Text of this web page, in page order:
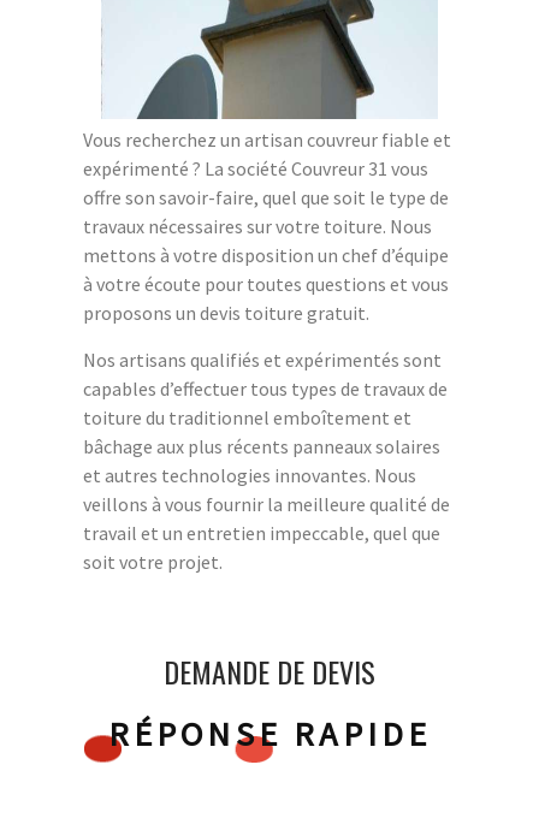
Vous recherchez un artisan couvreur fiable et
expérimenté ? La société Couvreur 31 vous
offre son savoir-faire, quel que soit le type de
travaux nécessaires sur votre toiture. Nous
mettons à votre disposition un chef d’équipe
à votre écoute pour toutes questions et vous
proposons un devis toiture gratuit.
Nos artisans qualifiés et expérimentés sont
capables d’effectuer tous types de travaux de
toiture du traditionnel emboîtement et
bâchage aux plus récents panneaux solaires
et autres technologies innovantes. Nous
veillons à vous fournir la meilleure qualité de
travail et un entretien impeccable, quel que
soit votre projet.
DEMANDE DE DEVIS
RÉPONSE RAPIDE